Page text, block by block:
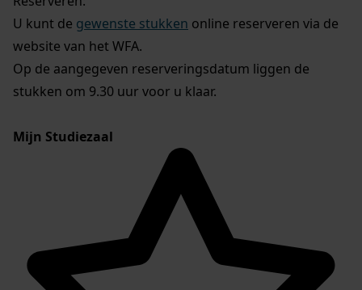
U kunt de gewenste stukken online reserveren via de
website van het WFA.
Op de aangegeven reserveringsdatum liggen de
stukken om 9.30 uur voor u klaar.
Mijn Studiezaal